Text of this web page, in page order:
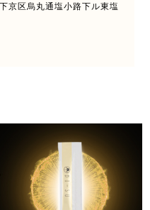
京区烏丸通塩小路下ル東塩